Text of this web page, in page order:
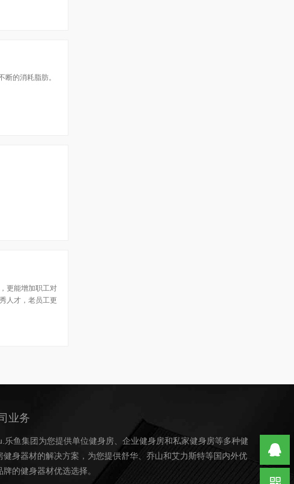
的消耗脂肪。
更能增加职工对
人才，老员工更
业务
乐鱼集团为您提供单位健身房、企业健身房和私家健身房等多种健
健身器材的解决方案，为您提供舒华、乔山和艾力斯特等国内外优
牌的健身器材优选选择。